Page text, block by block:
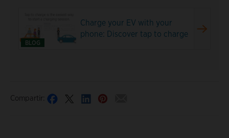
BLOG
Charge your EV with your
phone: Discover tap to charge
Compartir: